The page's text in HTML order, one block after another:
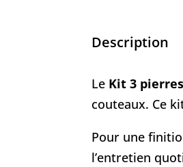
Description
Le Kit 3
couteaux. Ce
Pour une
l’entretien